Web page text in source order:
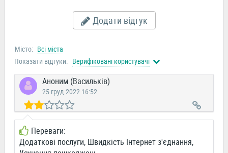
Додати відгук
Місто: Всі міста
Показати відгуки: Верифіковані користувачі
Аноним (Васильків)
25 груд 2022 16:52
Переваги:
Додаткові послуги, Швидкість Інтернет з'єднання,